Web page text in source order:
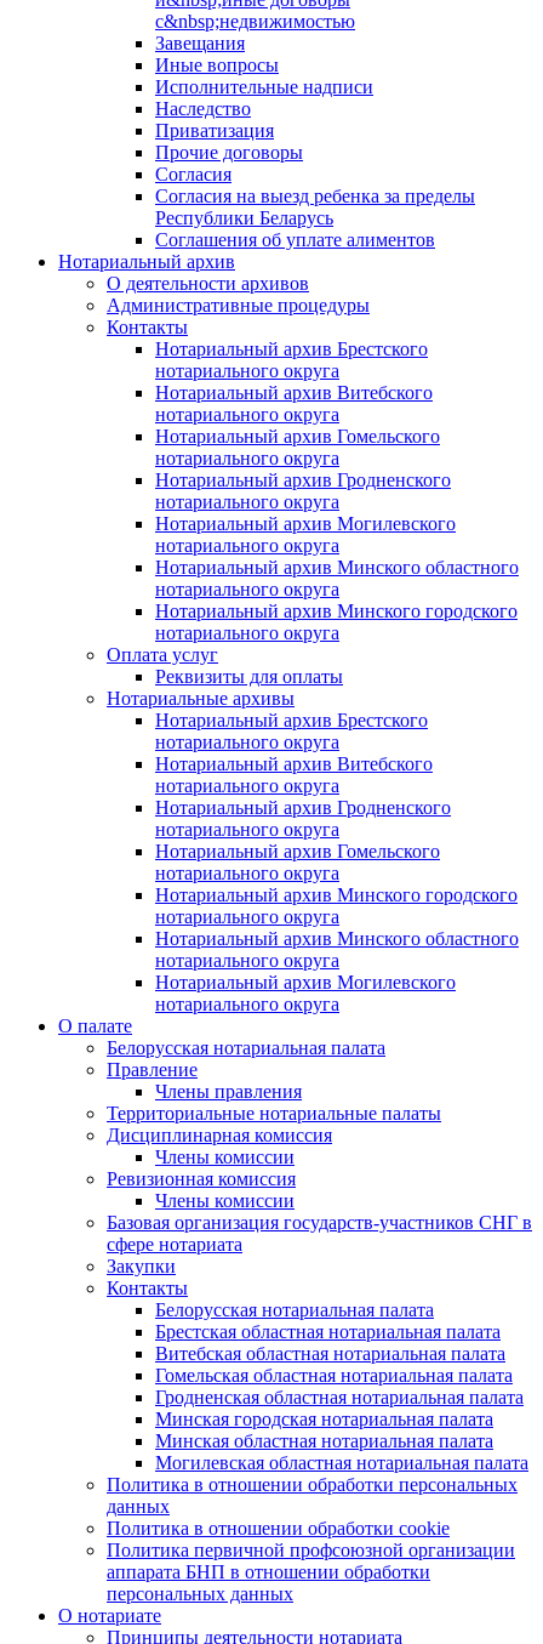
с&nbsp;недвижимостью
Завещания
Иные вопросы
Исполнительные надписи
Наследство
Приватизация
Прочие договоры
Согласия
Согласия на выезд ребенка за пределы
Республики Беларусь
Соглашения об уплате алиментов
Нотариальный архив
О деятельности архивов
Административные процедуры
Контакты
Нотариальный архив Брестского
нотариального округа
Нотариальный архив Витебского
нотариального округа
Нотариальный архив Гомельского
нотариального округа
Нотариальный архив Гродненского
нотариального округа
Нотариальный архив Могилевского
нотариального округа
Нотариальный архив Минского областного
нотариального округа
Нотариальный архив Минского городского
нотариального округа
Оплата услуг
Реквизиты для оплаты
Нотариальные архивы
Нотариальный архив Брестского
нотариального округа
Нотариальный архив Витебского
нотариального округа
Нотариальный архив Гродненского
нотариального округа
Нотариальный архив Гомельского
нотариального округа
Нотариальный архив Минского городского
нотариального округа
Нотариальный архив Минского областного
нотариального округа
Нотариальный архив Могилевского
нотариального округа
О палате
Белорусская нотариальная палата
Правление
Члены правления
Территориальные нотариальные палаты
Дисциплинарная комиссия
Члены комиссии
Ревизионная комиссия
Члены комиссии
Базовая организация государств-участников СНГ в
сфере нотариата
Закупки
Контакты
Белорусская нотариальная палата
Брестская областная нотариальная палата
Витебская областная нотариальная палата
Гомельская областная нотариальная палата
Гродненская областная нотариальная палата
Минская городская нотариальная палата
Минская областная нотариальная палата
Могилевская областная нотариальная палата
Политика в отношении обработки персональных
данных
Политика в отношении обработки cookie
Политика первичной профсоюзной организации
аппарата БНП в отношении обработки
персональных данных
О нотариате
Принципы деятельности нотариата